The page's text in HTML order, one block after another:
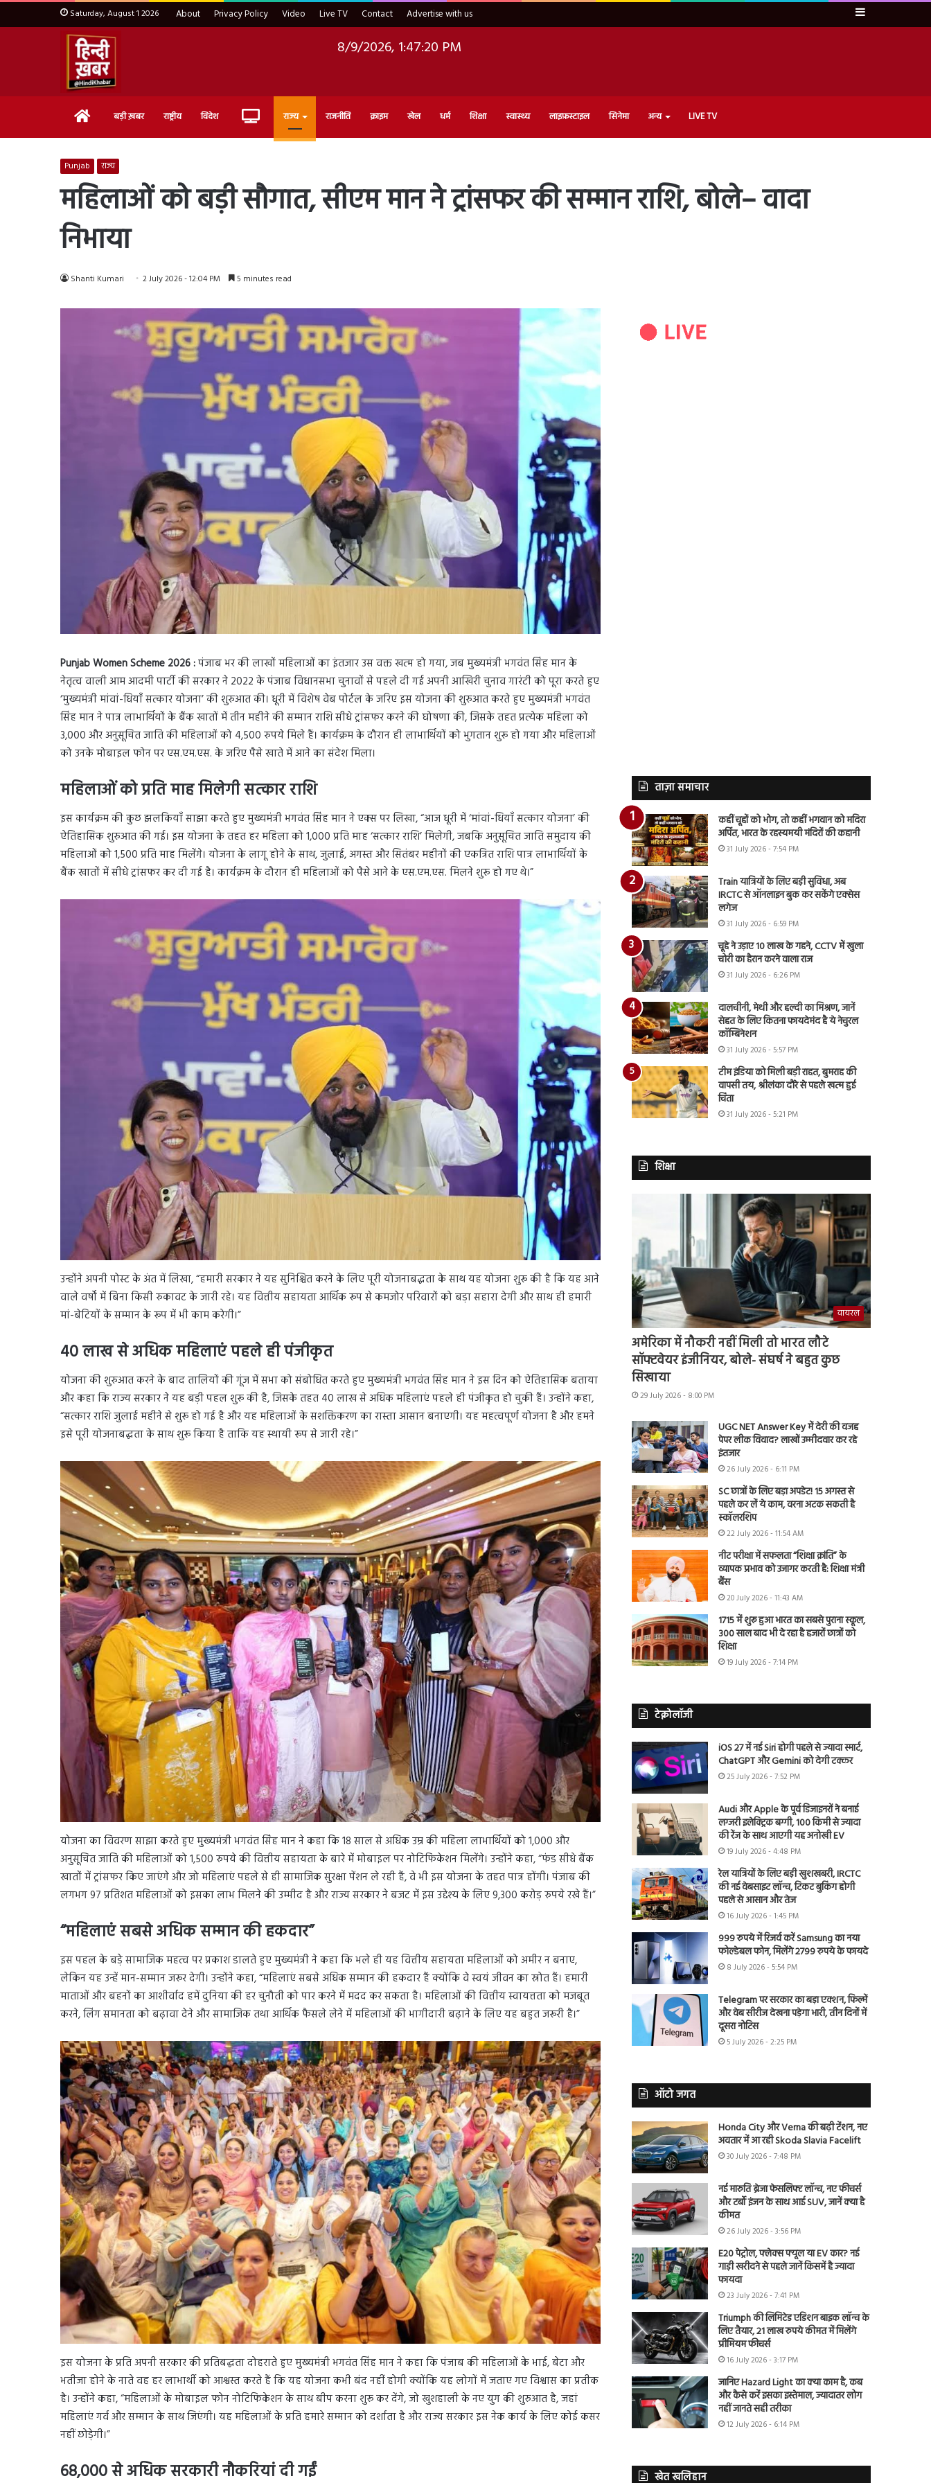
Saturday, August 1 2026 About Privacy Policy Video Live TV Contact Advertise with us Sidebar
8/9/2026, 1:47:22 PM
Home बड़ी ख़बर राष्ट्रीय विदेश Live राज्य राजनीति क्राइम खेल धर्म शिक्षा स्वास्थ्य लाइफ़स्टाइल सिनेमा अन्य LIVE TV
Punjab राज्य
महिलाओं को बड़ी सौगात, सीएम मान ने ट्रांसफर की सम्मान राशि, बोले– वादा
निभाया
Shanti Kumari 2 July 2026 - 12:04 PM 5 minutes read
Punjab Women Scheme 2026 :पंजाब भर की लाखों महिलाओं का इंतजार उस वक्त खत्म हो गया, जब मुख्यमंत्री भगवंत सिंह मान के
नेतृत्व वाली आम आदमी पार्टी की सरकार ने 2022 के पंजाब विधानसभा चुनावों से पहले दी गई अपनी आखिरी चुनाव गारंटी को पूरा करते हुए
‘मुख्यमंत्री मांवां-धियाँ सत्कार योजना’ की शुरुआत की। धूरी में विशेष वेब पोर्टल के जरिए इस योजना की शुरुआत करते हुए मुख्यमंत्री भगवंत
सिंह मान ने पात्र लाभार्थियों के बैंक खातों में तीन महीने की सम्मान राशि सीधे ट्रांसफर करने की घोषणा की, जिसके तहत प्रत्येक महिला को
3,000 और अनुसूचित जाति की महिलाओं को 4,500 रुपये मिले हैं। कार्यक्रम के दौरान ही लाभार्थियों को भुगतान शुरू हो गया और महिलाओं
को उनके मोबाइल फोन पर एस.एम.एस. के जरिए पैसे खाते में आने का संदेश मिला।
महिलाओं को प्रति माह मिलेगी सत्कार राशि
इस कार्यक्रम की कुछ झलकियाँ साझा करते हुए मुख्यमंत्री भगवंत सिंह मान ने एक्स पर लिखा, “आज धूरी में ‘मांवां-धियाँ सत्कार योजना’ की
ऐतिहासिक शुरुआत की गई। इस योजना के तहत हर महिला को 1,000 प्रति माह ‘सत्कार राशि’ मिलेगी, जबकि अनुसूचित जाति समुदाय की
महिलाओं को 1,500 प्रति माह मिलेंगे। योजना के लागू होने के साथ, जुलाई, अगस्त और सितंबर महीनों की एकत्रित राशि पात्र लाभार्थियों के
बैंक खातों में सीधे ट्रांसफर कर दी गई है। कार्यक्रम के दौरान ही महिलाओं को पैसे आने के एस.एम.एस. मिलने शुरू हो गए थे।”
उन्होंने अपनी पोस्ट के अंत में लिखा, “हमारी सरकार ने यह सुनिश्चित करने के लिए पूरी योजनाबद्धता के साथ यह योजना शुरू की है कि यह आने
वाले वर्षों में बिना किसी रुकावट के जारी रहे। यह वित्तीय सहायता आर्थिक रूप से कमजोर परिवारों को बड़ा सहारा देगी और साथ ही हमारी
मां-बेटियों के सम्मान के रूप में भी काम करेगी।”
40 लाख से अधिक महिलाएं पहले ही पंजीकृत
योजना की शुरुआत करने के बाद तालियों की गूंज में सभा को संबोधित करते हुए मुख्यमंत्री भगवंत सिंह मान ने इस दिन को ऐतिहासिक बताया
और कहा कि राज्य सरकार ने यह बड़ी पहल शुरू की है, जिसके तहत 40 लाख से अधिक महिलाएं पहले ही पंजीकृत हो चुकी हैं। उन्होंने कहा,
“सत्कार राशि जुलाई महीने से शुरू हो गई है और यह महिलाओं के सशक्तिकरण का रास्ता आसान बनाएगी। यह महत्वपूर्ण योजना है और हमने
इसे पूरी योजनाबद्धता के साथ शुरू किया है ताकि यह स्थायी रूप से जारी रहे।”
योजना का विवरण साझा करते हुए मुख्यमंत्री भगवंत सिंह मान ने कहा कि 18 साल से अधिक उम्र की महिला लाभार्थियों को 1,000 और
अनुसूचित जाति की महिलाओं को 1,500 रुपये की वित्तीय सहायता के बारे में मोबाइल पर नोटिफिकेशन मिलेंगे। उन्होंने कहा, “फंड सीधे बैंक
खातों में ट्रांसफर किए जाएंगे और जो महिलाएं पहले से ही सामाजिक सुरक्षा पेंशन ले रही हैं, वे भी इस योजना के तहत पात्र होंगी। पंजाब की
लगभग 97 प्रतिशत महिलाओं को इसका लाभ मिलने की उम्मीद है और राज्य सरकार ने बजट में इस उद्देश्य के लिए 9,300 करोड़ रुपये रखे हैं।”
“महिलाएं सबसे अधिक सम्मान की हकदार”
इस पहल के बड़े सामाजिक महत्व पर प्रकाश डालते हुए मुख्यमंत्री ने कहा कि भले ही यह वित्तीय सहायता महिलाओं को अमीर न बनाए,
लेकिन यह उन्हें मान-सम्मान जरूर देगी। उन्होंने कहा, “महिलाएं सबसे अधिक सम्मान की हकदार हैं क्योंकि वे स्वयं जीवन का स्रोत हैं। हमारी
माताओं और बहनों का आशीर्वाद हमें दुनिया की हर चुनौती को पार करने में मदद कर सकता है। महिलाओं की वित्तीय स्वायत्तता को मजबूत
करने, लिंग समानता को बढ़ावा देने और सामाजिक तथा आर्थिक फैसले लेने में महिलाओं की भागीदारी बढ़ाने के लिए यह बहुत जरूरी है।”
इस योजना के प्रति अपनी सरकार की प्रतिबद्धता दोहराते हुए मुख्यमंत्री भगवंत सिंह मान ने कहा कि पंजाब की महिलाओं के भाई, बेटा और
भतीजा होने के नाते वह हर लाभार्थी को आश्वस्त करते हैं कि यह योजना कभी बंद नहीं होगी क्योंकि यह लोगों में जताए गए विश्वास का प्रतीक
है। उन्होंने कहा, “महिलाओं के मोबाइल फोन नोटिफिकेशन के साथ बीप करना शुरू कर देंगे, जो खुशहाली के नए युग की शुरुआत है, जहां
महिलाएं गर्व और सम्मान के साथ जिएंगी। यह महिलाओं के प्रति हमारे सम्मान को दर्शाता है और राज्य सरकार इस नेक कार्य के लिए कोई कसर
नहीं छोड़ेगी।”
68,000 से अधिक सरकारी नौकरियां दी गईं
ताज़ा समाचार
कहीं चूहों को भोग, तो कहीं भगवान को मदिरा
अर्पित, भारत के रहस्यमयी मंदिरों की कहानी
31 July 2026 - 7:54 PM
Train यात्रियों के लिए बड़ी सुविधा, अब
IRCTC से ऑनलाइन बुक कर सकेंगे एक्सेस
लगेज
31 July 2026 - 6:59 PM
चूहे ने उड़ाए 10 लाख के गहने, CCTV में खुला
चोरी का हैरान करने वाला राज
31 July 2026 - 6:26 PM
दालचीनी, मेथी और हल्दी का मिश्रण, जानें
सेहत के लिए कितना फायदेमंद है ये नेचुरल
कॉम्बिनेशन
31 July 2026 - 5:57 PM
टीम इंडिया को मिली बड़ी राहत, बुमराह की
वापसी तय, श्रीलंका दौरे से पहले खत्म हुई
चिंता
31 July 2026 - 5:21 PM
शिक्षा
वायरल
अमेरिका में नौकरी नहीं मिली तो भारत लौटे
सॉफ्टवेयर इंजीनियर, बोले- संघर्ष ने बहुत कुछ
सिखाया
29 July 2026 - 8:00 PM
UGC NET Answer Key में देरी की वजह
पेपर लीक विवाद? लाखों उम्मीदवार कर रहे
इंतजार
26 July 2026 - 6:11 PM
SC छात्रों के लिए बड़ा अपडेट! 15 अगस्त से
पहले कर लें ये काम, वरना अटक सकती है
स्कॉलरशिप
22 July 2026 - 11:54 AM
नीट परीक्षा में सफलता “शिक्षा क्रांति” के
व्यापक प्रभाव को उजागर करती है: शिक्षा मंत्री
बैंस
20 July 2026 - 11:43 AM
1715 में शुरू हुआ भारत का सबसे पुराना स्कूल,
300 साल बाद भी दे रहा है हजारों छात्रों को
शिक्षा
19 July 2026 - 7:14 PM
टेक्नोलॉजी
iOS 27 में नई Siri होगी पहले से ज्यादा स्मार्ट,
ChatGPT और Gemini को देगी टक्कर
25 July 2026 - 7:52 PM
Audi और Apple के पूर्व डिजाइनरों ने बनाई
लग्जरी इलेक्ट्रिक बग्गी, 100 किमी से ज्यादा
की रेंज के साथ आएगी यह अनोखी EV
19 July 2026 - 4:48 PM
रेल यात्रियों के लिए बड़ी खुशखबरी, IRCTC
की नई वेबसाइट लॉन्च, टिकट बुकिंग होगी
पहले से आसान और तेज
16 July 2026 - 1:45 PM
999 रुपये में रिजर्व करें Samsung का नया
फोल्डेबल फोन, मिलेंगे 2799 रुपये के फायदे
8 July 2026 - 5:54 PM
Telegram पर सरकार का बड़ा एक्शन, फिल्में
और वेब सीरीज देखना पड़ेगा भारी, तीन दिनों में
दूसरा नोटिस
5 July 2026 - 2:25 PM
ऑटो जगत
Honda City और Verna की बढ़ी टेंशन, नए
अवतार में आ रही Skoda Slavia Facelift
30 July 2026 - 7:48 PM
नई मारुति ब्रेजा फेसलिफ्ट लॉन्च, नए फीचर्स
और टर्बो इंजन के साथ आई SUV, जानें क्या है
कीमत
26 July 2026 - 3:56 PM
E20 पेट्रोल, फ्लेक्स फ्यूल या EV कार? नई
गाड़ी खरीदने से पहले जानें किसमें है ज्यादा
फायदा
23 July 2026 - 7:41 PM
Triumph की लिमिटेड एडिशन बाइक लॉन्च के
लिए तैयार, 21 लाख रुपये कीमत में मिलेंगे
प्रीमियम फीचर्स
16 July 2026 - 3:17 PM
जानिए Hazard Light का क्या काम है, कब
और कैसे करें इसका इस्तेमाल, ज्यादातर लोग
नहीं जानते सही तरीका
12 July 2026 - 6:14 PM
खेत खलिहान